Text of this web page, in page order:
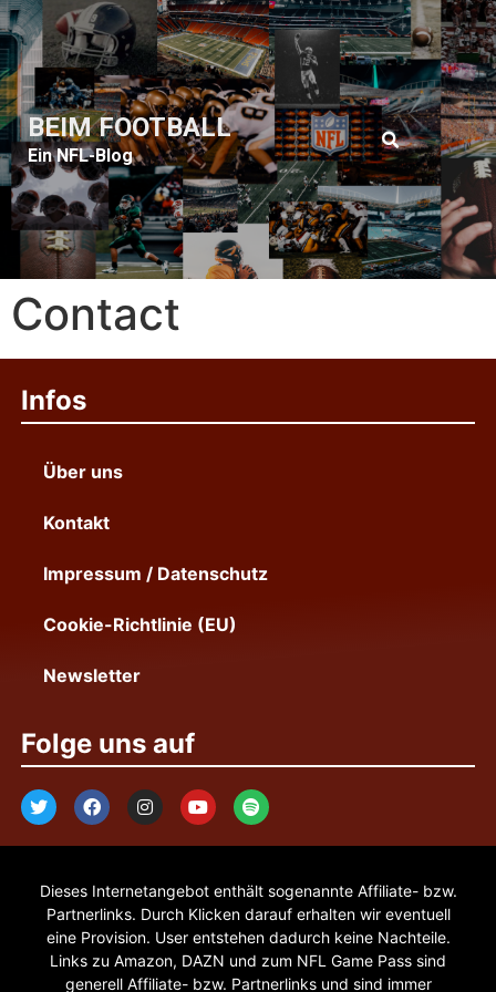
BEIM FOOTBALL
Ein NFL-Blog
Contact
Infos
Über uns
Kontakt
Impressum / Datenschutz
Cookie-Richtlinie (EU)
Newsletter
Folge uns auf
Dieses Internetangebot enthält sogenannte Affiliate- bzw.
Partnerlinks. Durch Klicken darauf erhalten wir eventuell
eine Provision. User entstehen dadurch keine Nachteile.
Links zu Amazon, DAZN und zum NFL Game Pass sind
generell Affiliate- bzw. Partnerlinks und sind immer